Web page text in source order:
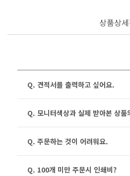
상품상
Q. 견적서를 출력하고 싶어요.
Q. 모니터색상과 실제 받아본 상
Q. 주문하는 것이 어려워요.
Q. 100개 미만 주문시 인쇄비?